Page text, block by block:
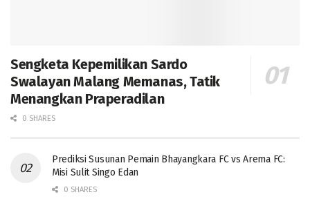
Sengketa Kepemilikan Sardo
Swalayan Malang Memanas, Tatik
Menangkan Praperadilan
0 SHARES
Prediksi Susunan Pemain Bhayangkara FC vs Arema FC:
Misi Sulit Singo Edan
0 SHARES